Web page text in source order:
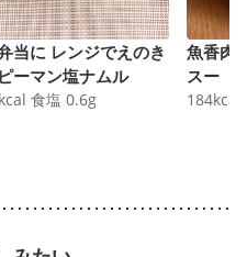
当に レンジでえのき
ーマン塩ナムル
食塩 0.6g
魚香肉
スー
184kcal